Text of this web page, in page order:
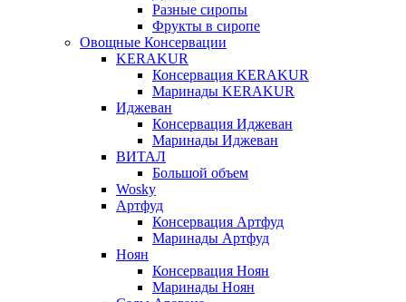
Разные сиропы
Фрукты в сиропе
Овощные Консервации
KERAKUR
Консервация KERAKUR
Маринады KERAKUR
Иджеван
Консервация Иджеван
Маринады Иджеван
ВИТАЛ
Большой объем
Wosky
Артфуд
Консервация Артфуд
Маринады Артфуд
Ноян
Консервация Ноян
Маринады Ноян